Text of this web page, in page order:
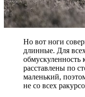
Но вот ноги
длинные. Для
обмускуленность
расставлены по
маленький,
не со всех